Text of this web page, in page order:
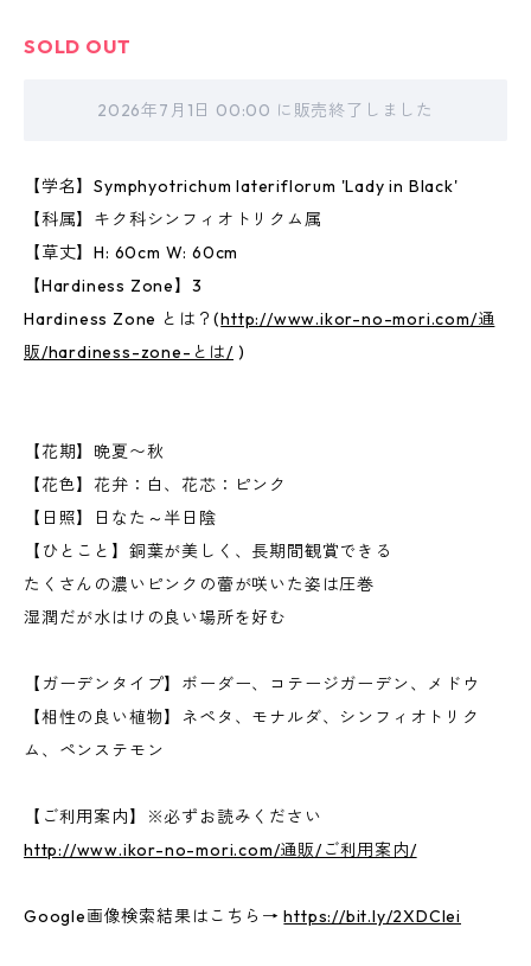
SOLD OUT
2026年7月1日 00:00 に販売終了しました
【学名】Symphyotrichum lateriflorum 'Lady in Black'
【科属】キク科シンフィオトリクム属
【草丈】H: 60cm W: 60cm
【Hardiness Zone】3
Hardiness Zone とは？(http://www.ikor-no-mori.com/通
販/hardiness-zone-とは/ )
【花期】晩夏〜秋
【花色】花弁：白、花芯：ピンク
【日照】日なた～半日陰
【ひとこと】銅葉が美しく、長期間観賞できる
たくさんの濃いピンクの蕾が咲いた姿は圧巻
湿潤だが水はけの良い場所を好む
【ガーデンタイプ】ボーダー、コテージガーデン、メドウ
【相性の良い植物】ネペタ、モナルダ、シンフィオトリク
ム、ペンステモン
【ご利用案内】※必ずお読みください
http://www.ikor-no-mori.com/通販/ご利用案内/
Google画像検索結果はこちら→https://bit.ly/2XDClei